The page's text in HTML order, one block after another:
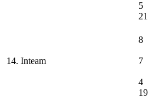
5
21
14. Inteam
8
7
4
19